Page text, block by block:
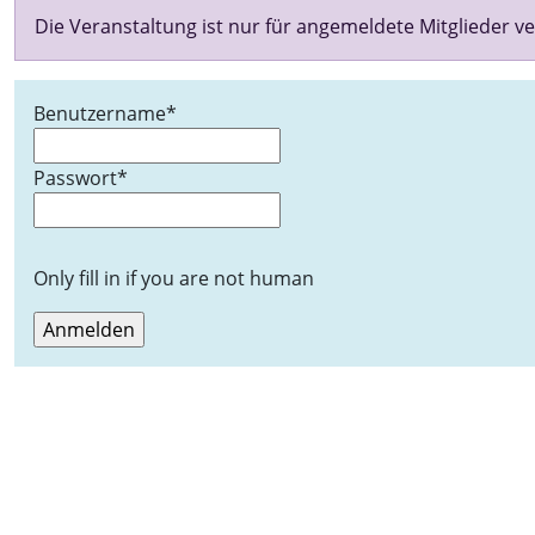
Die Veranstaltung ist nur für angemeldete Mitglieder
Benutzername*
Passwort*
Only fill in if you are not human